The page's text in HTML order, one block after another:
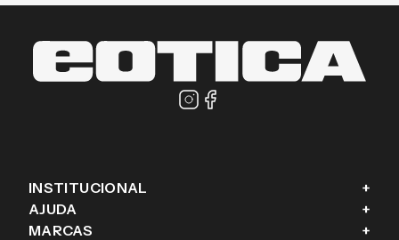
INSTITUCIONAL +
AJUDA +
MARCAS +